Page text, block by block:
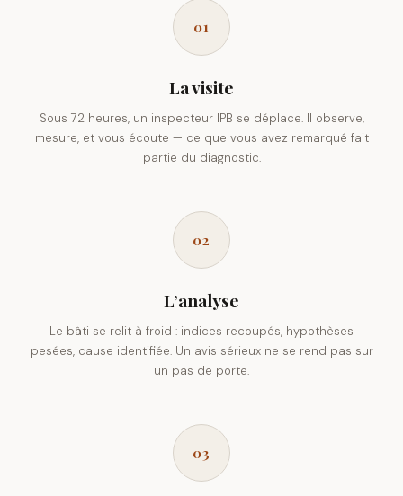
01
La visite
Sous 72 heures, un inspecteur IPB se déplace. Il observe,
mesure, et vous écoute — ce que vous avez remarqué fait
partie du diagnostic.
02
L’analyse
Le bâti se relit à froid : indices recoupés, hypothèses
pesées, cause identifiée. Un avis sérieux ne se rend pas sur
un pas de porte.
03